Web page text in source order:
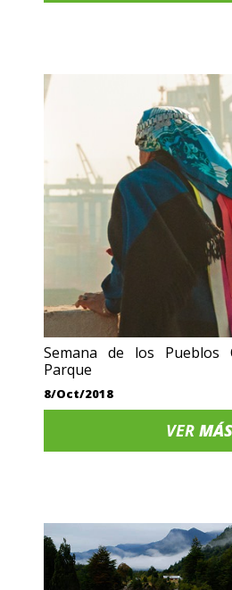
Semana de los Pueblos
Parque
8/Oct/2018
VERMÁS